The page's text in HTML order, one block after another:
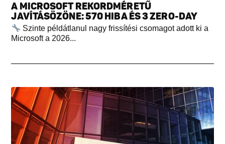
A MICROSOFT REKORDMÉRETŰ
JAVÍTÁSÖZÖNE: 570 HIBA ÉS 3 ZERO-DAY
Szinte példátlanul nagy frissítési csomagot adott ki a
Microsoft a 2026...